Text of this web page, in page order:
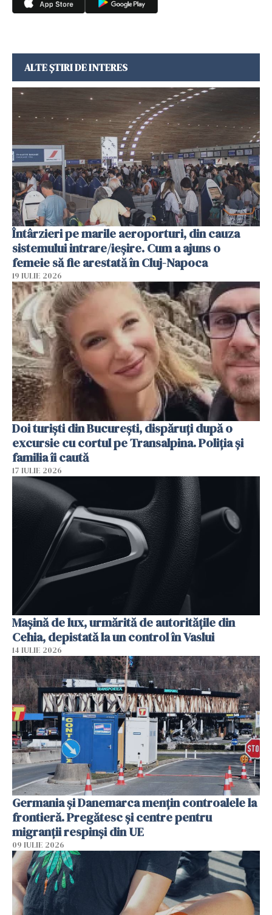
ALTE ȘTIRI DE INTERES
Întârzieri pe marile aeroporturi, din cauza
sistemului intrare/ieșire. Cum a ajuns o
femeie să fie arestată în Cluj-Napoca
19 IULIE 2026
Doi turiști din București, dispăruți după o
excursie cu cortul pe Transalpina. Poliția și
familia îi caută
17 IULIE 2026
Mașină de lux, urmărită de autoritățile din
Cehia, depistată la un control în Vaslui
14 IULIE 2026
Germania și Danemarca mențin controalele la
frontieră. Pregătesc și centre pentru
migranții respinși din UE
09 IULIE 2026